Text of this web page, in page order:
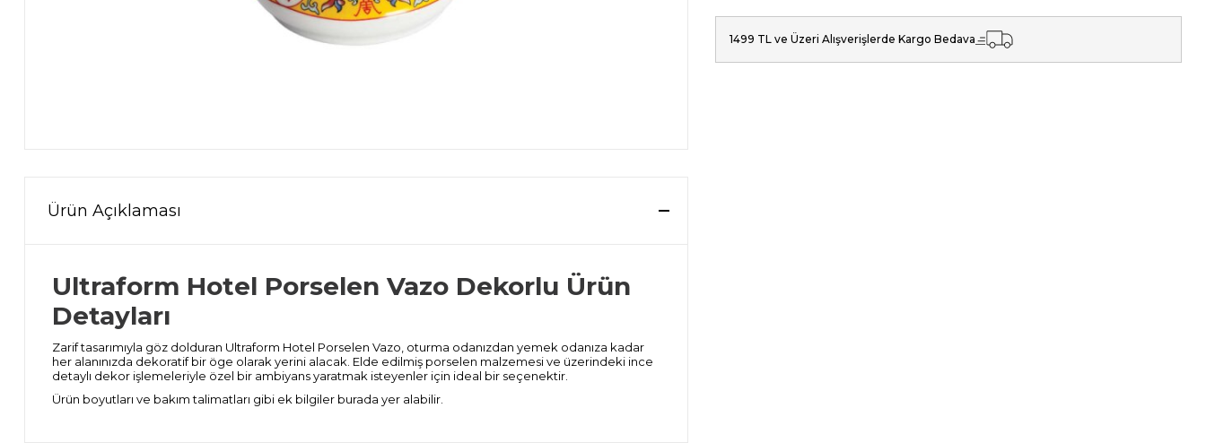
Ürün Açıklaması
Ultraform Hotel Porselen Vazo Dekorlu Ürün
Detayları
Zarif tasarımıyla göz dolduran Ultraform Hotel Porselen Vazo, oturma odanızdan yemek odanıza kadar
her alanınızda dekoratif bir öge olarak yerini alacak. Elde edilmiş porselen malzemesi ve üzerindeki ince
detaylı dekor işlemeleriyle özel bir ambiyans yaratmak isteyenler için ideal bir seçenektir.
Ürün boyutları ve bakım talimatları gibi ek bilgiler burada yer alabilir.
1499 TL ve Üzeri Alışverişlerde Kargo Bedava